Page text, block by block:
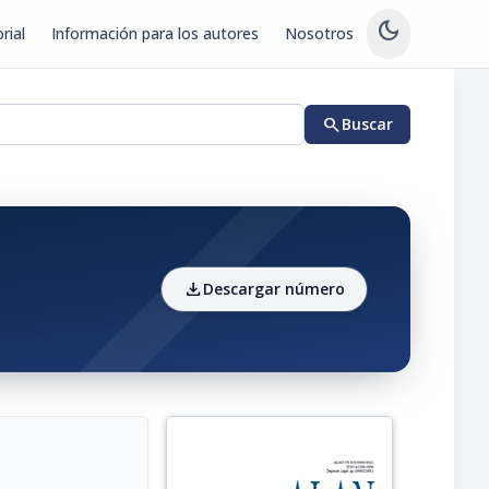
Información para los autores Nosotros dark_mode
searchBuscar
downloadDescargar número